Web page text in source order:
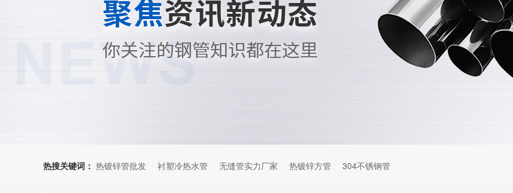
热搜关键词： 热镀锌管批发 衬塑冷热水管 无缝管实力厂家 热镀锌方管 304不锈钢管